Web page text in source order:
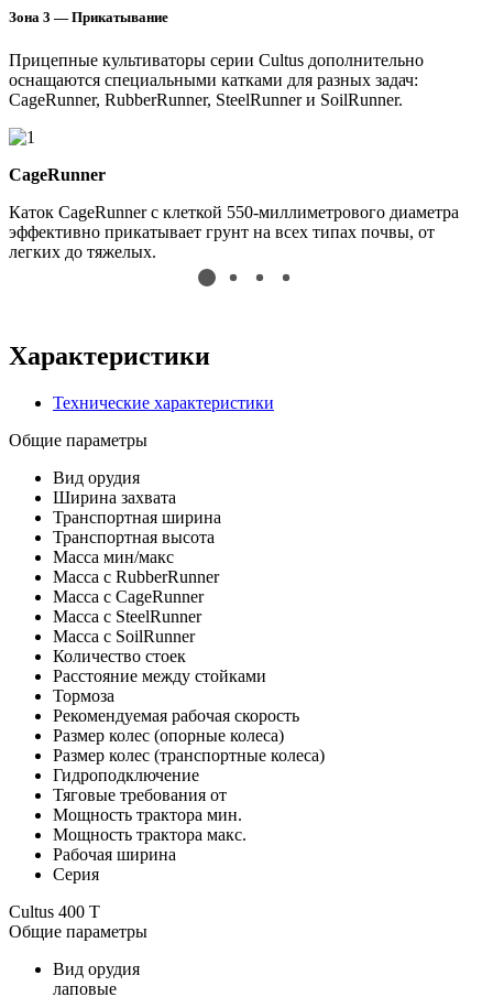
Зона 3 — Прикатывание
Прицепные культиваторы серии Cultus дополнительно
оснащаются специальными катками для разных задач:
CageRunner, RubberRunner, SteelRunner и SoilRunner.
CageRunner
Каток CageRunner с клеткой 550-миллиметрового диаметра
эффективно прикатывает грунт на всех типах почвы, от
легких до тяжелых.
Характеристики
Технические характеристики
Общие параметры
Вид орудия
Ширина захвата
Транспортная ширина
Транспортная высота
Масса мин/макс
Масса с RubberRunner
Масса с CageRunner
Масса с SteelRunner
Масса с SoilRunner
Количество стоек
Расстояние между стойками
Тормоза
Рекомендуемая рабочая скорость
Размер колес (опорные колеса)
Размер колес (транспортные колеса)
Гидроподключение
Тяговые требования от
Мощность трактора мин.
Мощность трактора макс.
Рабочая ширина
Серия
Cultus 400 T
Общие параметры
Вид орудия
лаповые